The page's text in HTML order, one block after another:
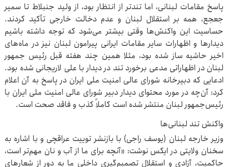
پاسخ مقامات لبنانی، اما تندتر از انتظار بود، از ولید جنبلاط تا سمیر
جعجع، همه بر استقلال لبنان و عدم دخالت خارجی تأکید کردند.
حساسیت این واکنش‌ها وقتی بیشتر می‌شود که توجه داشته باشیم
دیدارها و اظهارات سایر مقامات ایرانی پیرامون لبنان نیز در ماه‌های
اخیر حاشیه ساز شده بود، مثلا همین چند هفته قبل رئیس جمهور
لبنان در اظهاراتی مدعی برخورد تند در دیدار با علی لاریجانی شده بود.
ادعایی که دبیرخانه شورای عالی امنیت ملی ایران در پاسخ به آن اعلام
کرد: آن‌چه در مورد محتوای دیدار دبیر شورای عالی امنیت ملی ایران با
رئیس‌جمهور لبنان منتشر شده است کاملاً کذب و فاقد صحت است.
واکنش تند لبنانی‌ها
وزیر خارجه لبنان (یوسف راجی) با بازنشر توییت عراقچی و با اشاره به
سخنان ولایتی در ایکس نوشت: «آنچه برای ما از آب و نان مهم‌تر است،
حاکمیت، آزادی و استقلال تصمیم‌گیری داخلی ما به دور از شعارهای